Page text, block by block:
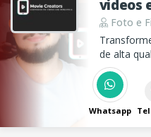
videos
Foto e
de alta
marketing
Movie
Whatsapp